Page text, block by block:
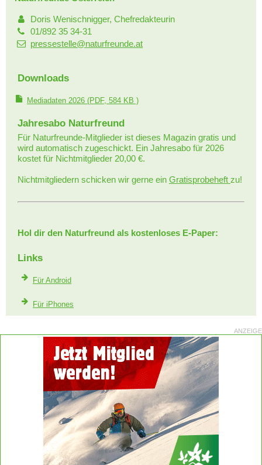
Doris Wenischnigger, Chefredakteurin
01/892 35 34-31
pressestelle@naturfreunde.at
Downloads
Mediadaten 2026 (PDF, 584 KB )
Jahresabo Naturfreund
Für Naturfreunde-Mitglieder ist dieses Magazin gratis und
wird automatisch zugeschickt. Ein Jahresabo für 2026
kostet für Nichtmitglieder 20,00 €.
Nichtmitgliedern schicken wir gerne ein Gratisprobeheft zu!
Hol dir den Naturfreund als kostenloses E-Paper:
Links
Für Android
Für iPhones
ANZEIGE